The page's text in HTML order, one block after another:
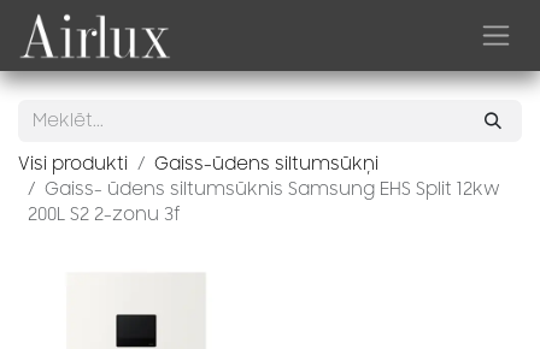
Skip to Content
Visi produkti
Gaiss-ūdens siltumsūkņi
Gaiss- ūdens siltumsūknis Samsung EHS Split 12kw
200L S2 2-zonu 3f